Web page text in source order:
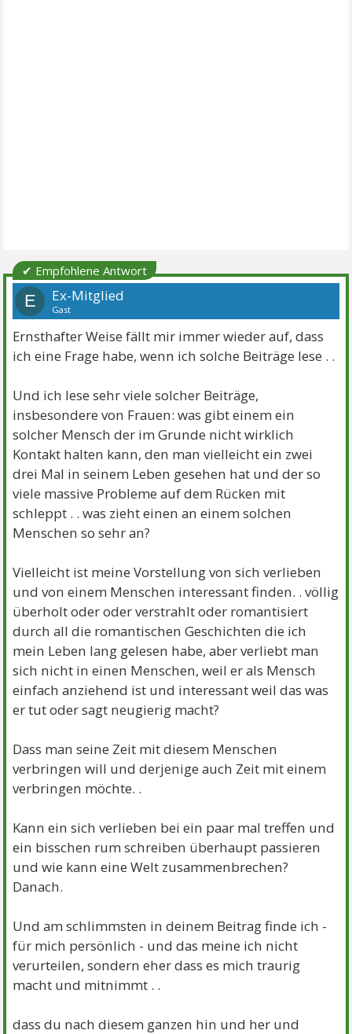
✔ Empfohlene Antwort
E Ex-Mitglied
Gast
Ernsthafter Weise fällt mir immer wieder auf, dass
ich eine Frage habe, wenn ich solche Beiträge lese . .
Und ich lese sehr viele solcher Beiträge,
insbesondere von Frauen: was gibt einem ein
solcher Mensch der im Grunde nicht wirklich
Kontakt halten kann, den man vielleicht ein zwei
drei Mal in seinem Leben gesehen hat und der so
viele massive Probleme auf dem Rücken mit
schleppt . . was zieht einen an einem solchen
Menschen so sehr an?
Vielleicht ist meine Vorstellung von sich verlieben
und von einem Menschen interessant finden. . völlig
überholt oder oder verstrahlt oder romantisiert
durch all die romantischen Geschichten die ich
mein Leben lang gelesen habe, aber verliebt man
sich nicht in einen Menschen, weil er als Mensch
einfach anziehend ist und interessant weil das was
er tut oder sagt neugierig macht?
Dass man seine Zeit mit diesem Menschen
verbringen will und derjenige auch Zeit mit einem
verbringen möchte. .
Kann ein sich verlieben bei ein paar mal treffen und
ein bisschen rum schreiben überhaupt passieren
und wie kann eine Welt zusammenbrechen?
Danach.
Und am schlimmsten in deinem Beitrag finde ich -
für mich persönlich - und das meine ich nicht
verurteilen, sondern eher dass es mich traurig
macht und mitnimmt . .
dass du nach diesem ganzen hin und her und